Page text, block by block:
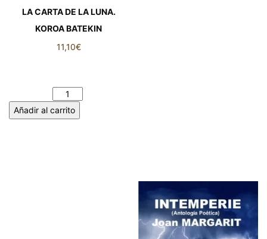
LA CARTA DE LA LUNA.
KOROA BATEKIN
11,10€
Añadir al carrito